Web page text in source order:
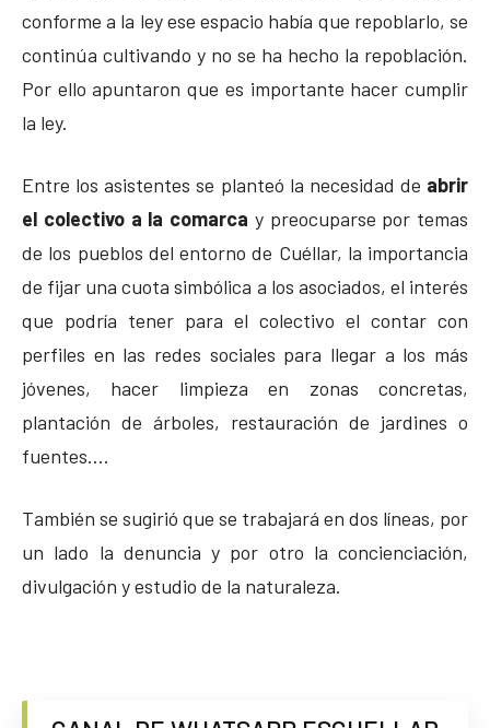
conforme a la ley ese espacio había que repoblarlo, se
continúa cultivando y no se ha hecho la repoblación.
Por ello apuntaron que es importante hacer cumplir
la ley.
Entre los asistentes se planteó la necesidad de abrir
el colectivo a la comarca y preocuparse por temas
de los pueblos del entorno de Cuéllar, la importancia
de fijar una cuota simbólica a los asociados, el interés
que podría tener para el colectivo el contar con
perfiles en las redes sociales para llegar a los más
jóvenes, hacer limpieza en zonas concretas,
plantación de árboles, restauración de jardines o
fuentes….
También se sugirió que se trabajará en dos líneas, por
un lado la denuncia y por otro la concienciación,
divulgación y estudio de la naturaleza.